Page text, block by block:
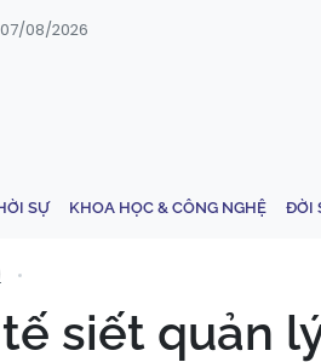
08/2026
SỰ KHOA HỌC & CÔNG NGHỆ ĐỜI
tế siết quản